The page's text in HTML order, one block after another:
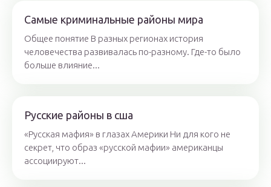
Самые криминальные районы мира
Общее понятие В разных регионах история
человечества развивалась по-разному. Где-то было
больше влияние...
Русские районы в сша
«Русская мафия» в глазах Америки Ни для кого не
секрет, что образ «русской мафии» американцы
ассоциируют...